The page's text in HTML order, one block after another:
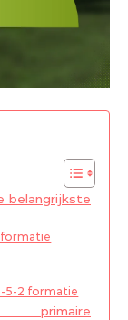
belangrijkste
5-2 formatie